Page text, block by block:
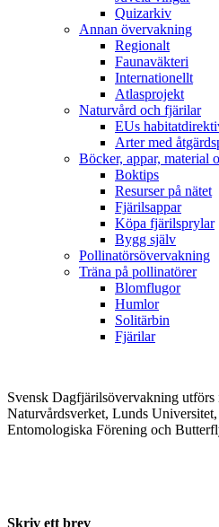
Quizarkiv
Annan övervakning
Regionalt
Faunaväkteri
Internationellt
Atlasprojekt
Naturvård och fjärilar
EUs
Arter med
Böcker, appar, material
Boktips
Resurser på nätet
Fjärilsappar
Köpa fjärilsprylar
Bygg själv
Pollinatörsövervakning
Träna på pollinatörer
Blomflugor
Humlor
Solitärbin
Fjärilar
Svensk Dagfjärilsövervakning utförs
Naturvårdsverket, Lunds
Entomologiska Förening och
Skriv ett brev